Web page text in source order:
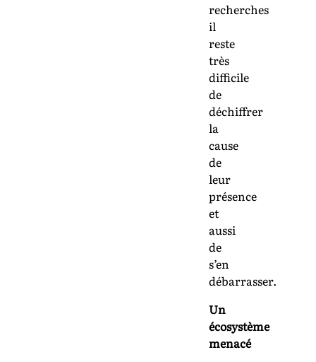
recherches
il
reste
très
difficile
de
déchiffrer
la
cause
de
leur
présence
et
aussi
de
s’en
débarrasser.
Un
écosystème
menacé